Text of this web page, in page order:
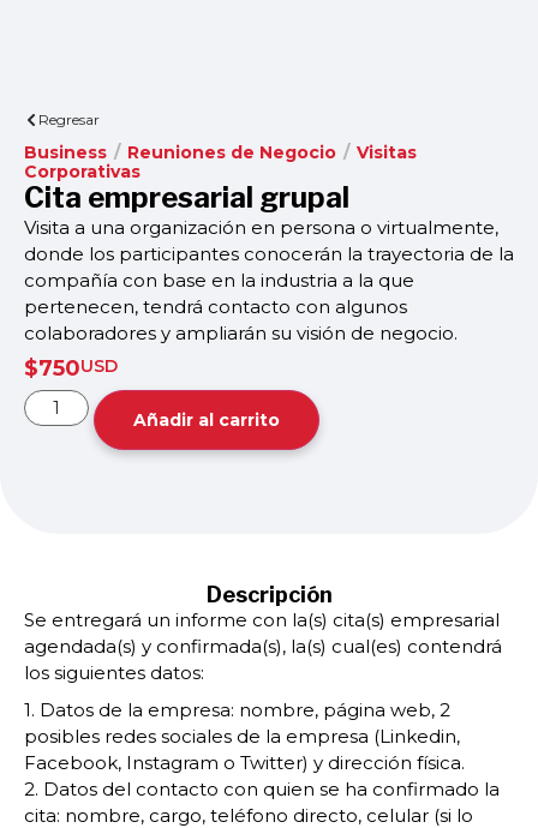
Regresar
Business / Reuniones de Negocio / Visitas
Corporativas
Cita empresarial grupal
Visita a una organización en persona o virtualmente,
donde los participantes conocerán la trayectoria de la
compañía con base en la industria a la que
pertenecen, tendrá contacto con algunos
colaboradores y ampliarán su visión de negocio.
$750USD
Añadir al carrito
Descripción
Se entregará un informe con la(s) cita(s) empresarial
agendada(s) y confirmada(s), la(s) cual(es) contendrá
los siguientes datos:
1. Datos de la empresa: nombre, página web, 2
posibles redes sociales de la empresa (Linkedin,
Facebook, Instagram o Twitter) y dirección física.
2. Datos del contacto con quien se ha confirmado la
cita: nombre, cargo, teléfono directo, celular (si lo